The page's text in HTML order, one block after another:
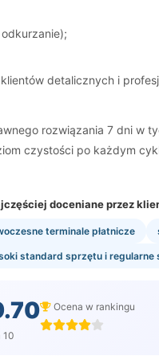
detalicznych i
rozwiązania 7 dni w
czystości po każdym
doceniane przez
terminale płatnicze
standard sprzętu i regularne
10
Ocena w rankingu